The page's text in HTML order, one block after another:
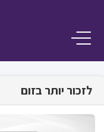
לזכור יותר בזום